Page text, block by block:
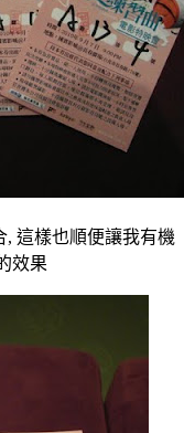
, 這樣也順便讓我有機
效果